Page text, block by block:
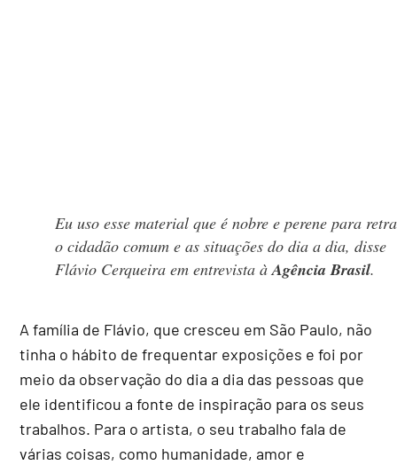
Eu uso esse material que é nobre e perene para
o cidadão comum e as situações do dia a dia, disse
Flávio Cerqueira em entrevista àAgência Brasil.
A família de Flávio, que cresceu em São Paulo, não
tinha o hábito de frequentar exposições e foi por
meio da observação do dia a dia das pessoas que
ele identificou a fonte de inspiração para os seus
trabalhos. Para o artista, o seu trabalho fala de
várias coisas, como humanidade, amor e